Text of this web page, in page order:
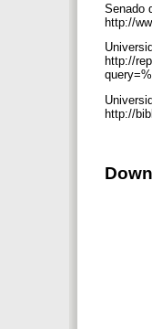
Senado
http://
http://
http://